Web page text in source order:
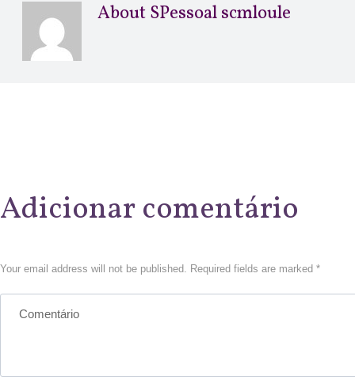
AboutSPessoal scmloule
Adicionar comentário
Your email address will not be published. Required fields are marked *